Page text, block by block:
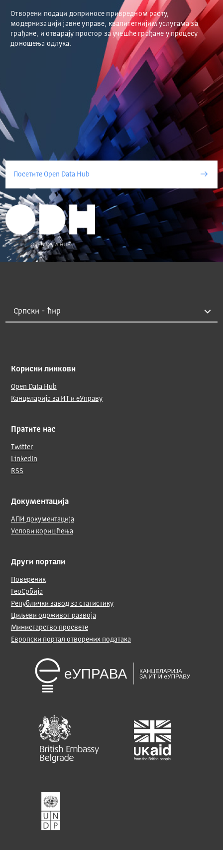
Отворени подаци доприносе привредном расту,
модернизацији јавне управе, квалитетнијим услугама за
грађане, и отварају простор за учешће грађане у процесу
доношења одлука.
Посетите Open Data Hub
Корисни линкови
Open Data Hub
Канцеларија за ИТ и еУправу
Пратите нас
Twitter
LinkedIn
RSS
Документација
АПИ документација
Услови коришћења
Други портали
Повереник
ГеоСрбија
Републички завод за статистику
Циљеви одрживог развоја
Министарство просвете
Европски портал отворених података